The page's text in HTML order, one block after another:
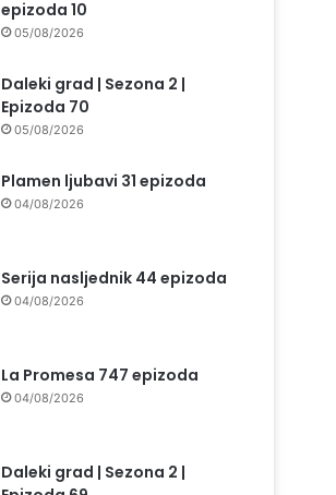
epizoda 10
05/08/2026
Daleki grad | Sezona 2 |
Epizoda 70
05/08/2026
Plamen ljubavi 31 epizoda
04/08/2026
Serija nasljednik 44 epizoda
04/08/2026
La Promesa 747 epizoda
04/08/2026
Daleki grad | Sezona 2 |